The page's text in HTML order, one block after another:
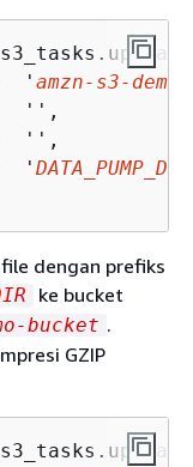
'
amzn-s3-
'',
'',
'
DATA_PUMP_DIR
dengan prefiks
ke bucket
bucket .
GZIP